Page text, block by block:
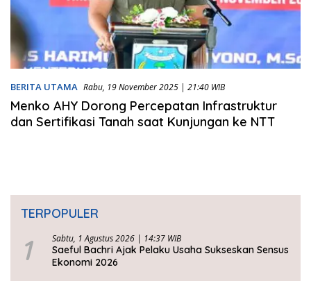
BERITA UTAMA Rabu, 19 November 2025 | 21:40 WIB
Menko AHY Dorong Percepatan Infrastruktur
dan Sertifikasi Tanah saat Kunjungan ke NTT
TERPOPULER
1 Sabtu, 1 Agustus 2026 | 14:37 WIB
Saeful Bachri Ajak Pelaku Usaha Sukseskan Sensus
Ekonomi 2026